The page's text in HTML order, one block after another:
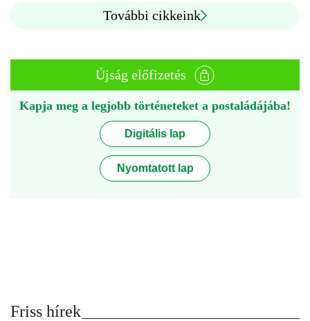
További cikkeink
Újság előfizetés
Kapja meg a legjobb történeteket a postaládájába!
Digitális lap
Nyomtatott lap
Friss hírek